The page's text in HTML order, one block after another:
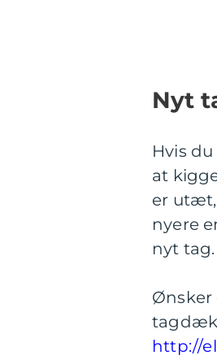
Nyt
Hvis
at
er utæt,
nyere
nyt tag.
Ønsker
http://